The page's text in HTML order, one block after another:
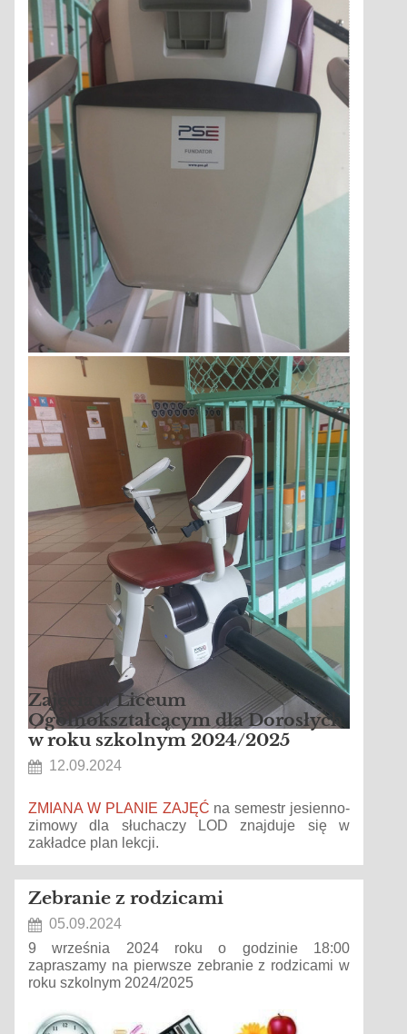
Zajęcia w Liceum
Ogólnokształcącym dla Dorosłych
w roku szkolnym 2024/2025
12.09.2024
ZMIANA W PLANIE ZAJĘĆ na semestr jesienno-
zimowy dla słuchaczy LOD znajduje się w
zakładce plan lekcji.
Zebranie z rodzicami
05.09.2024
9 września 2024 roku o godzinie 18:00
zapraszamy na pierwsze zebranie z rodzicami w
roku szkolnym 2024/2025